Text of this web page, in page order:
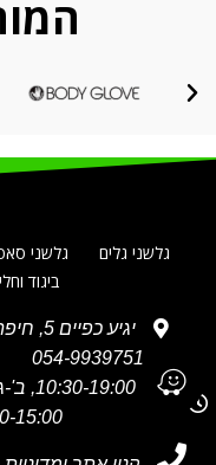
גלשני גלים גלשני
ביגוד
יגיע כפיים 5, חיפה, בניין מספר 2, waze: גלשני מג'יק
054-9939751
10:00-15:00 שבת: